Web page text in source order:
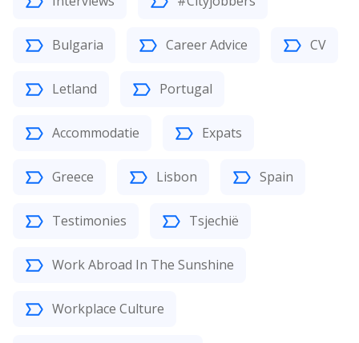
Bulgaria Career Advice CV
Letland Portugal
Accommodatie Expats
Greece Lisbon Spain
Testimonies Tsjechië
Work Abroad In The Sunshine
Workplace Culture